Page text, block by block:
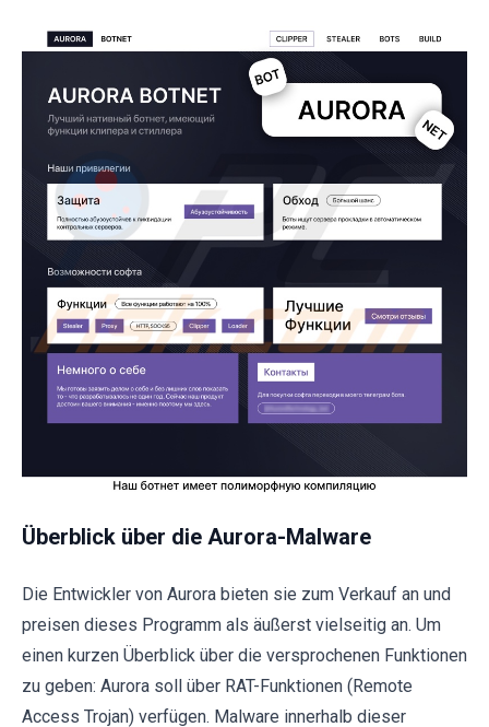
Überblick über die Aurora-Malware
Die Entwickler von Aurora bieten sie zum Verkauf an und
preisen dieses Programm als äußerst vielseitig an. Um
einen kurzen Überblick über die versprochenen Funktionen
zu geben: Aurora soll über RAT-Funktionen (Remote
Access Trojan) verfügen. Malware innerhalb dieser